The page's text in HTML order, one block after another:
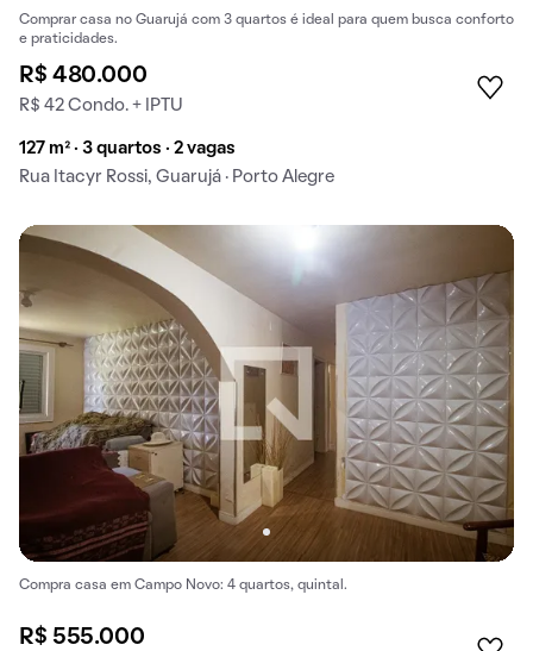
Comprar casa no Guarujá com 3 quartos é ideal para quem busca conforto
e praticidades.
R$ 480.000
R$ 42 Condo. + IPTU
127 m² · 3 quartos · 2 vagas
Rua Itacyr Rossi, Guarujá · Porto Alegre
Compra casa em Campo Novo: 4 quartos, quintal.
R$ 555.000